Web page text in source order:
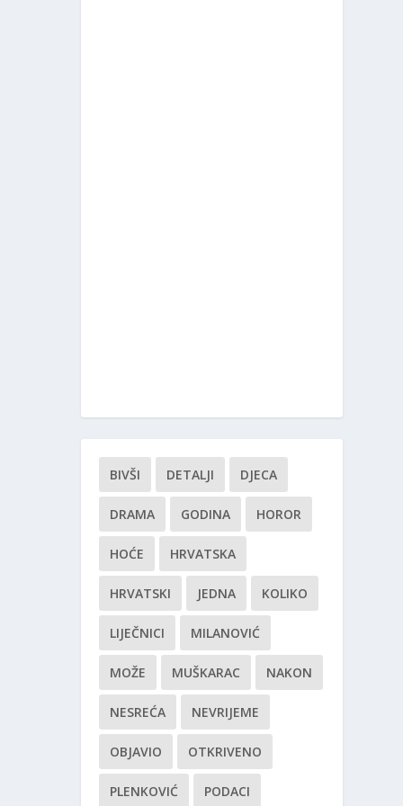
BIVŠI DETALJI DJECA
DRAMA GODINA HOROR
HOĆE HRVATSKA
HRVATSKI JEDNA KOLIKO
LIJEČNICI MILANOVIĆ
MOŽE MUŠKARAC NAKON
NESREĆA NEVRIJEME
OBJAVIO OTKRIVENO
PLENKOVIĆ PODACI